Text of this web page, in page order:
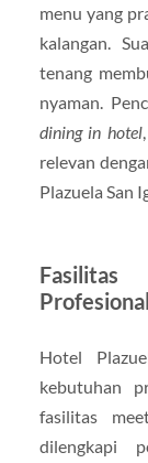
menu yang
kalangan.
tenang
nyaman.
dining in hotel
relevan
Plazuela San
Fasilitas
Profesional
Hotel
kebutuhan
fasilitas
dilengkapi